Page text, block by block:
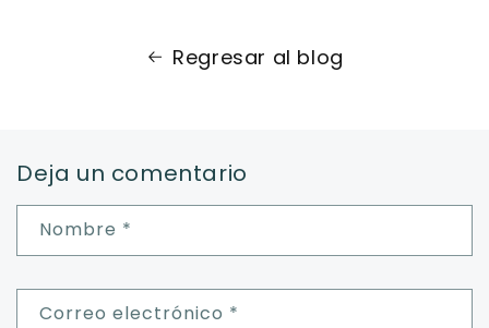
Regresar al blog
Deja un comentario
Nombre *
Correo electrónico *